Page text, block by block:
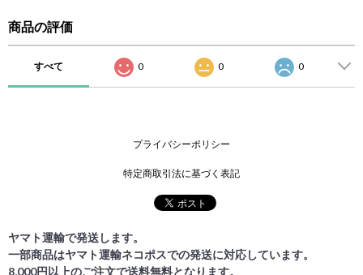
商品の評価
すべて 0 0 0
プライバシーポリシー
特定商取引法に基づく表記
ヤマト運輸で発送します。
一部商品はヤマト運輸ネコポスでの発送に対応しています。
8,000円以上のご注文で送料無料となります。